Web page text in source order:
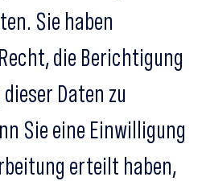
Sie haben
die Berichtigung
Daten zu
Sie eine Einwilligung
erteilt haben,